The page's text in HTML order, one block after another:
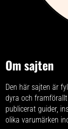
Om sajten
Den här sajten är
dyra och
publicerat guider,
olika varumärken